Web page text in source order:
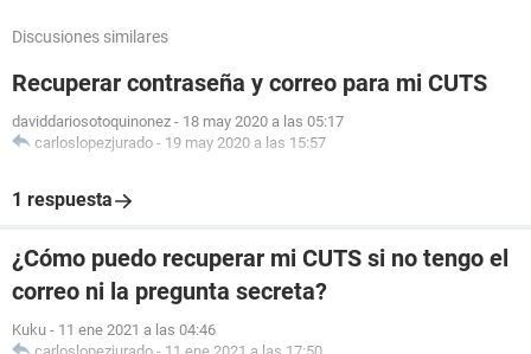
Discusiones similares
Recuperar contraseña y correo para mi CUTS
daviddariosotoquinonez - 18 may 2020 a las 05:17
carloslopezjurado - 19 may 2020 a las 15:57
1 respuesta
¿Cómo puedo recuperar mi CUTS si no tengo el
correo ni la pregunta secreta?
Kuku - 11 ene 2021 a las 04:46